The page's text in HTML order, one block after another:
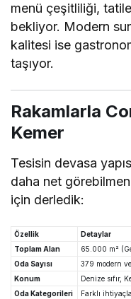
menü çeşitliliği,
bekliyor. Modern
kalitesi ise
taşıyor.
Rakamlarla
Kemer
Tesisin devasa
daha net
için derledik:
Özellik
Detaylar
Toplam Alan
65.000 m²
Oda Sayısı
379 modern
Konum
Denize sıfır,
Oda Kategorileri
Farklı